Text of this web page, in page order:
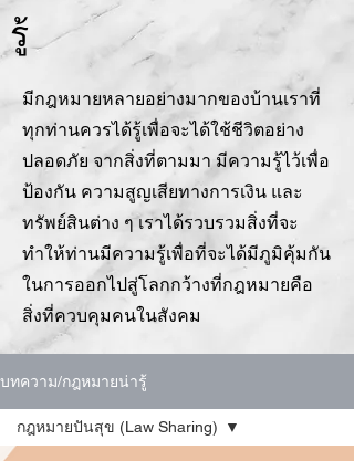
รู้
มีกฎหมายหลายอย่างมากของบ้านเราที่
ทุกท่านควรได้รู้เพื่อจะได้ใช้ชีวิตอย่าง
ปลอดภัย จากสิ่งที่ตามมา มีความรู้ไว้เพื่อ
ป้องกัน ความสูญเสียทางการเงิน และ
ทรัพย์สินต่าง ๆ เราได้รวบรวมสิ่งที่จะ
ทำให้ท่านมีความรู้เพื่อที่จะได้มีภูมิคุ้มกัน
ในการออกไปสู่โลกกว้างที่กฎหมายคือ
สิ่งที่ควบคุมคนในสังคม
บทความ/กฎหมายน่ารู้
กฎหมายปันสุข (Law Sharing)